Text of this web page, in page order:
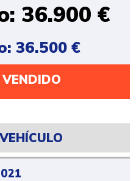
36.900 €
36.500 €
VENDIDO